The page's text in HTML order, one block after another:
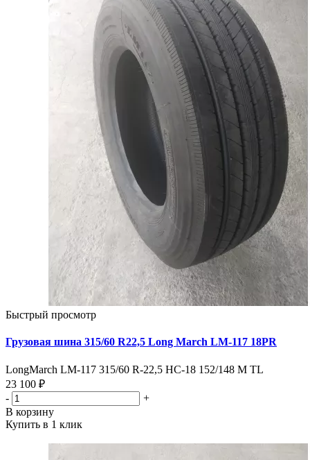
Быстрый просмотр
Грузовая шина 315/60 R22,5 Long March LM-117 18PR
LongMarch LM-117 315/60 R-22,5 НС-18 152/148 M TL
23 100 ₽
-
+
В корзину
Купить в 1 клик